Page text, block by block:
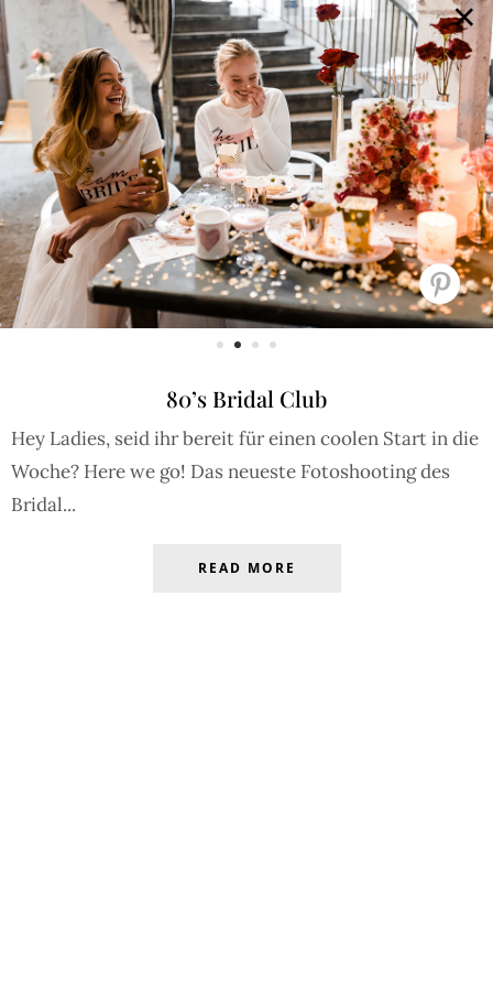
×
80’s Bridal Club
Hey Ladies, seid ihr bereit für einen coolen Start in die
Woche? Here we go! Das neueste Fotoshooting des
Bridal...
GALERIE SELECTION BRAUTMODE SHOP IT JOURNAL
Array ( [0] => extra_args [1] => Array ( [post__not_in] =>
Array ( [0] => 63775 ) ) )